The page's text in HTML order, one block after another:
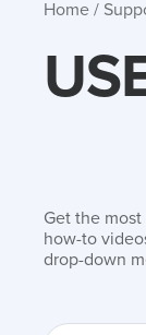
Home
Get the
how-to
drop-down